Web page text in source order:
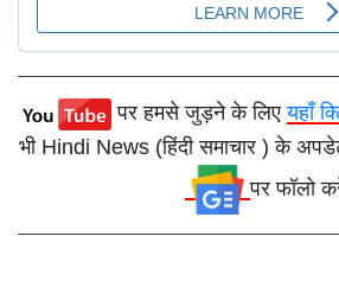
पर हमसे जुड़ने के लिएयहाँ
भी Hindi News (हिंदी समाचार ) के
पर फॉलो